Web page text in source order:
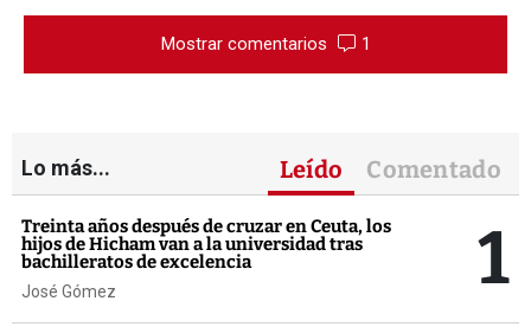
Mostrar comentarios 1
Lo más... Leído Comentado
Treinta años después de cruzar en Ceuta, los
hijos de Hicham van a la universidad tras
bachilleratos de excelencia
José Gómez 1